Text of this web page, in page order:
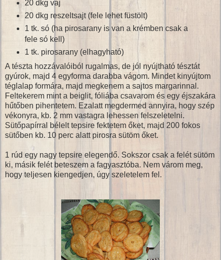
20 dkg vaj
20 dkg reszeltsajt (fele lehet füstölt)
1 tk. só (ha pirosarany is van a krémben csak a
fele só kell)
1 tk. pirosarany (elhagyható)
A tészta hozzávalóiból rugalmas, de jól nyújtható tésztát
gyúrok, majd 4 egyforma darabba vágom. Mindet kinyújtom
téglalap formára, majd megkenem a sajtos margarinnal.
Feltekerem mint a beiglit, fóliába csavarom és egy éjszakára
hűtőben pihentetem. Ezalatt megdermed annyira, hogy szép
vékonyra, kb. 2 mm vastagra lehessen felszeletelni.
Sütőpapírral bélelt tepsire fektetem őket, majd 200 fokos
sütőben kb. 10 perc alatt pirosra sütöm őket.
1 rúd egy nagy tepsire elegendő. Sokszor csak a felét sütöm
ki, másik felét beteszem a fagyasztóba. Nem várom meg,
hogy teljesen kiengedjen, úgy szeletelem fel.